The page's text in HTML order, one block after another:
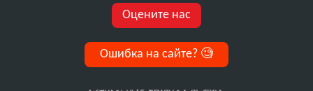
Оцените нас
Ошибка на сайте? 🧐